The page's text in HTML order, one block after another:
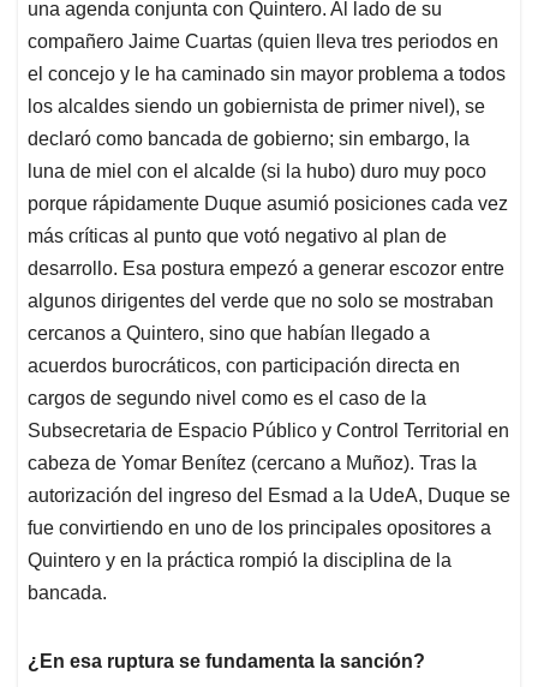
una agenda conjunta con Quintero. Al lado de su
compañero Jaime Cuartas (quien lleva tres periodos en
el concejo y le ha caminado sin mayor problema a todos
los alcaldes siendo un gobiernista de primer nivel), se
declaró como bancada de gobierno; sin embargo, la
luna de miel con el alcalde (si la hubo) duro muy poco
porque rápidamente Duque asumió posiciones cada vez
más críticas al punto que votó negativo al plan de
desarrollo. Esa postura empezó a generar escozor entre
algunos dirigentes del verde que no solo se mostraban
cercanos a Quintero, sino que habían llegado a
acuerdos burocráticos, con participación directa en
cargos de segundo nivel como es el caso de la
Subsecretaria de Espacio Público y Control Territorial en
cabeza de Yomar Benítez (cercano a Muñoz). Tras la
autorización del ingreso del Esmad a la UdeA, Duque se
fue convirtiendo en uno de los principales opositores a
Quintero y en la práctica rompió la disciplina de la
bancada.
¿En esa ruptura se fundamenta la sanción?